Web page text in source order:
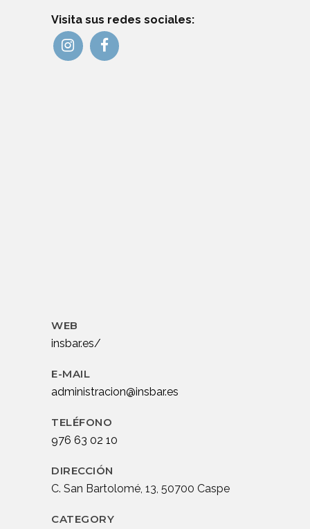
Visita sus redes sociales:
WEB
insbar.es/
E-MAIL
administracion@insbar.es
TELÉFONO
976 63 02 10
DIRECCIÓN
C. San Bartolomé, 13, 50700 Caspe
CATEGORY